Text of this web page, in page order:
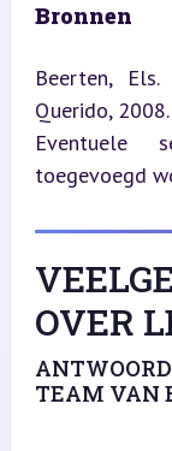
Bronnen
Beerten,
Querido, 2008.
Eventuele
toegevoegd
OVER
TEAM VAN